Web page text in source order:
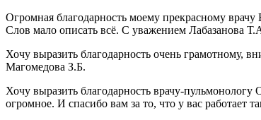
Огромная благодарность моему прекрасному
Слов мало описать всё. С уважением Лабазанова
Хочу выразить благодарность очень грамотному,
Магомедова З.Б.
Хочу выразить благодарность врачу-
огромное. И спасибо вам за то, что у вас